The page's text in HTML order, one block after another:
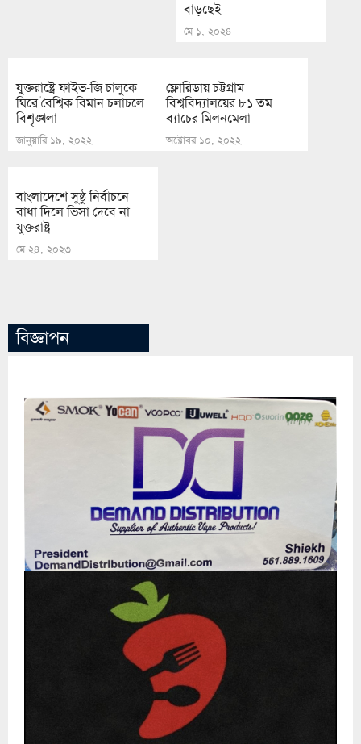
বাড়ছেই
মে ১, ২০২৪
যুক্তরাষ্ট্রে ফাইভ-জি চালুকে
ঘিরে বৈশ্বিক বিমান চলাচলে
বিশৃঙ্খলা
জানুয়ারি ১৯, ২০২২
ফ্লোরিডায় চট্টগ্রাম
বিশ্ববিদ্যালয়ের ৮১ তম
ব্যাচের মিলনমেলা
অক্টোবর ১০, ২০২২
বাংলাদেশে সুষ্ঠু নির্বাচনে
বাধা দিলে ভিসা দেবে না
যুক্তরাষ্ট্র
মে ২৪, ২০২৩
বিজ্ঞাপন